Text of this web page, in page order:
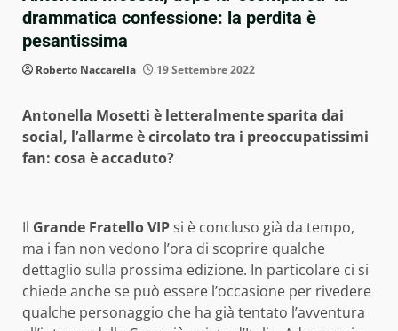
drammatica confessione: la perdita è
pesantissima
Roberto Naccarella 19 Settembre 2022
Antonella Mosetti è letteralmente sparita dai
social, l’allarme è circolato tra i preoccupatissimi
fan: cosa è accaduto?
Il Grande Fratello VIPsi è concluso già da tempo,
ma i fan non vedono l’ora di scoprire qualche
dettaglio sulla prossima edizione. In particolare ci si
chiede anche se può essere l’occasione per rivedere
qualche personaggio che ha già tentato l’avventura